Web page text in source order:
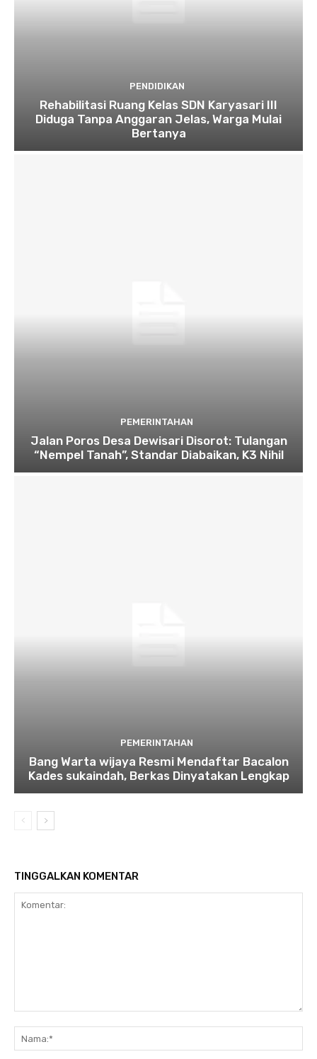
PENDIDIKAN
Rehabilitasi Ruang Kelas SDN Karyasari III
Diduga Tanpa Anggaran Jelas, Warga Mulai
Bertanya
PEMERINTAHAN
Jalan Poros Desa Dewisari Disorot: Tulangan
“Nempel Tanah”, Standar Diabaikan, K3 Nihil
PEMERINTAHAN
Bang Warta wijaya Resmi Mendaftar Bacalon
Kades sukaindah, Berkas Dinyatakan Lengkap
TINGGALKAN KOMENTAR